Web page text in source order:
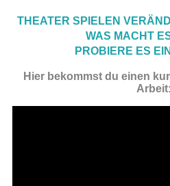
THEATER SPIELEN
WAS MACHT
PROBIERE ES
Hier bekommst du einen
Arbeit: